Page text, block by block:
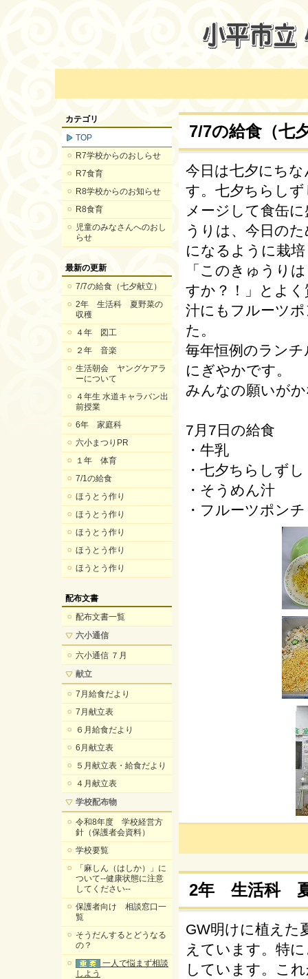
カテゴリ
TOP
R7学校からのおしらせ
R7食育
R8学校からのお知らせ
R8食育
児童のみなさんへのおし
らせ
最新の更新
7/7の給食（七夕献立）
2年 生活科 夏野菜の
収穫
４年 図工
２年 音楽
生活朝会 ヤングケアラ
ーについて
４年生 水道キャラバン出
前授業
6年 家庭科
六小まつりPR
１年 体育
7/1の給食
ほうとう作り
ほうとう作り
ほうとう作り
ほうとう作り
ほうとう作り
配布文書
配布文書一覧
六小通信
六小通信 ７月
献立
7月給食だより
7月献立表
６月給食だより
6月献立表
５月献立表・給食だより
４月献立表
学校配布物
令和8年度 学校経営方
針（保護者会資料）
学校要覧
「麻しん（はしか）」に
ついて--健康状態に注意
してください--
保護者向け 相談窓口一
覧
そうだんするとどうなる
の？
一人で悩まず相談
しよう
7/7の給食（七
今日は七夕にち
す。七夕ちらし
メージして食缶
うりは、今日の
になるように栽
「このきゅうり
すか？！」とよ
汁にもフルーツ
た。
毎年恒例のラン
にぎやかです。
みんなの願いが
7月7日の給食
・牛乳
・七夕ちらしずし
・そうめん汁
・フルーツポンチ
2年 生活科
GW明けに植えた
えています。特
しています。こ